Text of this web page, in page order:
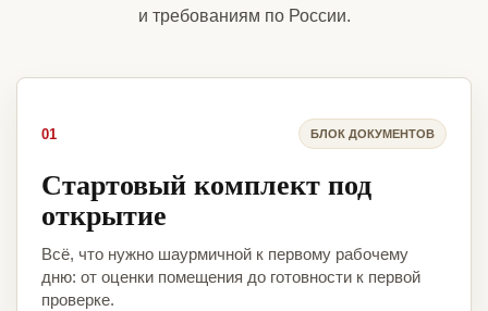
и требованиям по России.
01 БЛОК ДОКУМЕНТОВ
Стартовый комплект под
открытие
Всё, что нужно шаурмичной к первому рабочему
дню: от оценки помещения до готовности к первой
проверке.